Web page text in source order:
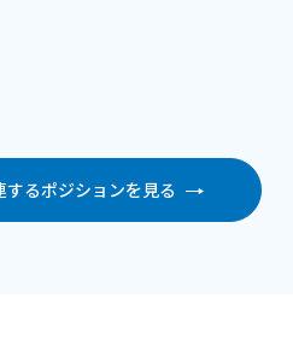
するポジションを見る